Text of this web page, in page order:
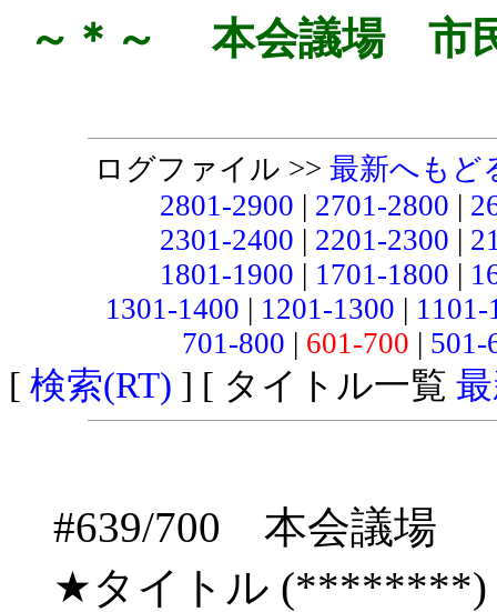
～＊～ 本会議場 市
ログファイル >> 最新へもど
2801-2900 | 2701-2800 |
2301-2400 | 2201-2300 |
1801-1900 | 1701-1800 |
1301-1400 | 1201-1300 |
701-800 | 601-700 |
[ 検索(RT) ] [ タイトル一覧
#639/700 本会議場
★タイトル (********)